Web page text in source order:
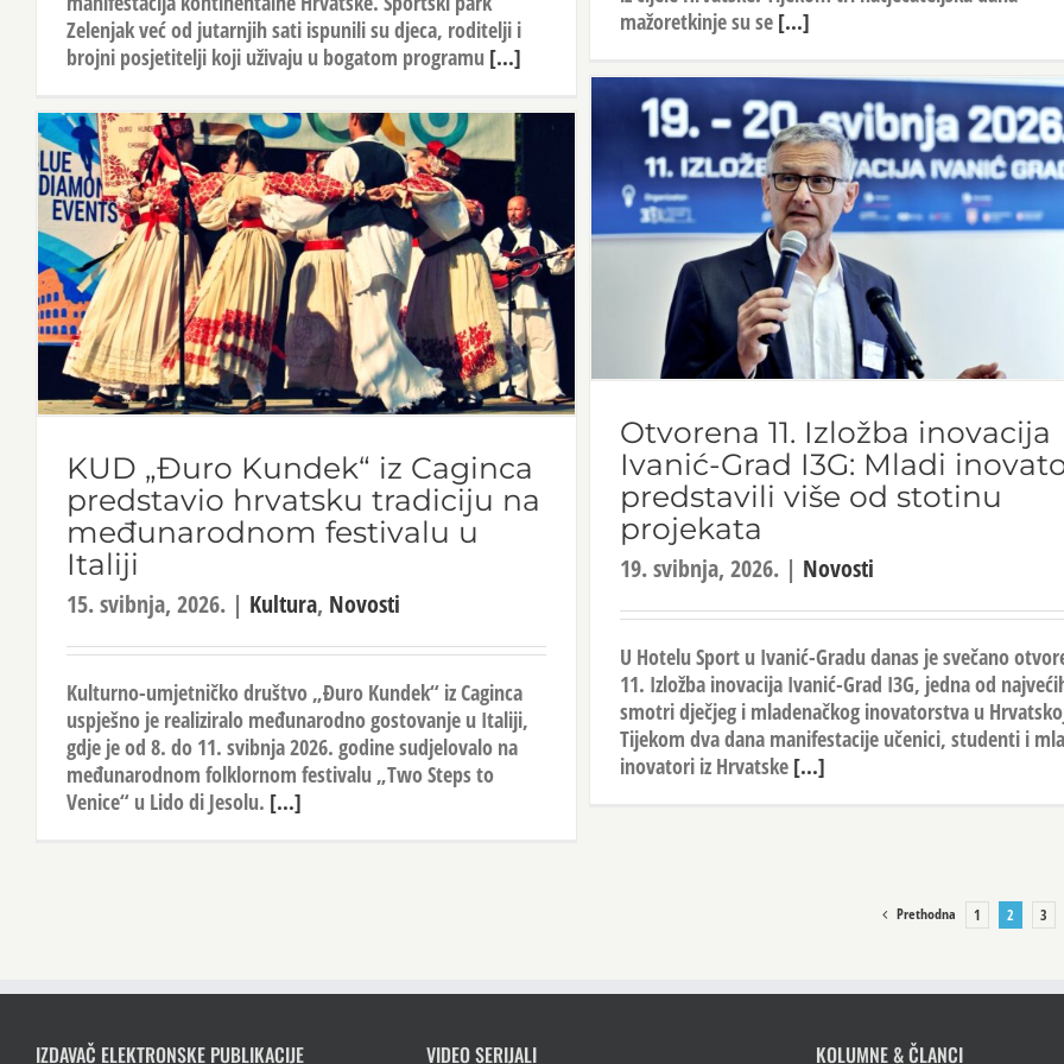
mažoretkinje su se [...]
Zelenjak već od jutarnjih sati ispunili su djeca, roditelji i
brojni posjetitelji koji uživaju u bogatom programu [...]
Otvorena 11. Izložba inovacija
Ivanić-Grad I3G: Mladi
predstavili više od stotinu
projekata
19. svibnja, 2026. | Novosti
U Hotelu Sport u Ivanić-Gradu danas je svečano
11. Izložba inovacija Ivanić-Grad I3G, jedna od
smotri dječjeg i mladenačkog inovatorstva u
Tijekom dva dana manifestacije učenici, studenti i
inovatori iz Hrvatske [...]
KUD „Đuro Kundek“ iz Caginca
predstavio hrvatsku tradiciju na
međunarodnom festivalu u
Italiji
15. svibnja, 2026. | Kultura, Novosti
Kulturno-umjetničko društvo „Đuro Kundek“ iz Caginca
uspješno je realiziralo međunarodno gostovanje u Italiji,
gdje je od 8. do 11. svibnja 2026. godine sudjelovalo na
međunarodnom folklornom festivalu „Two Steps to
Venice“ u Lido di Jesolu. [...]
Prethodna 1 2 3
IZDAVAČ ELEKTRONSKE PUBLIKACIJE VIDEO SERIJALI KOLUMNE & ČLANCI